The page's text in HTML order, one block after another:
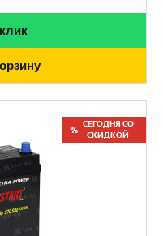
СЕГОДНЯ СО
СКИДКОЙ